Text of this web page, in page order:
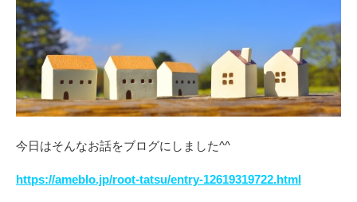
今日はそんなお話をブログにしました^^
https://ameblo.jp/root-tatsu/entry-12619319722.html